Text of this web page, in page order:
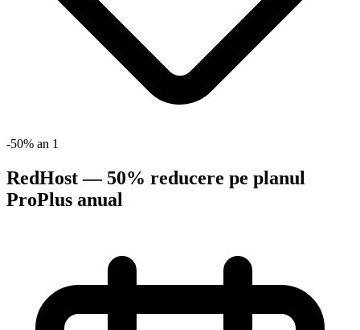
-50% an 1
RedHost — 50% reducere pe planul
ProPlus anual